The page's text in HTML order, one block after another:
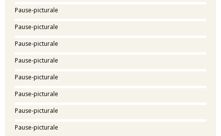
Pause-picturale
Pause-picturale
Pause-picturale
Pause-picturale
Pause-picturale
Pause-picturale
Pause-picturale
Pause-picturale